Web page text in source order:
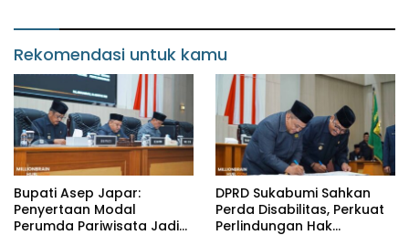
Rekomendasi untuk kamu
Bupati Asep Japar:
Penyertaan Modal
Perumda Pariwisata Jadi
DPRD Sukabumi Sahkan
Perda Disabilitas, Perkuat
Perlindungan Hak